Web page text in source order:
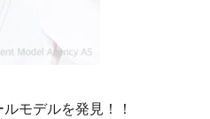
モデルを発見！！